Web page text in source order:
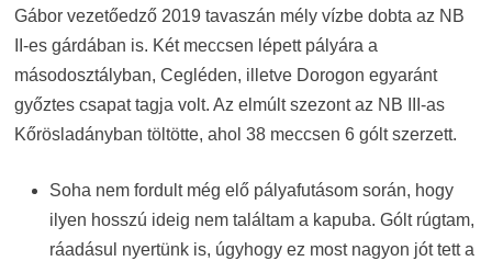
Gábor vezetőedző 2019 tavaszán mély vízbe dobta az NB
II-es gárdában is. Két meccsen lépett pályára a
másodosztályban, Cegléden, illetve Dorogon egyaránt
győztes csapat tagja volt. Az elmúlt szezont az NB III-as
Kőrösladányban töltötte, ahol 38 meccsen 6 gólt szerzett.
Soha nem fordult még elő pályafutásom során, hogy
ilyen hosszú ideig nem találtam a kapuba. Gólt rúgtam,
ráadásul nyertünk is, úgyhogy ez most nagyon jót tett a